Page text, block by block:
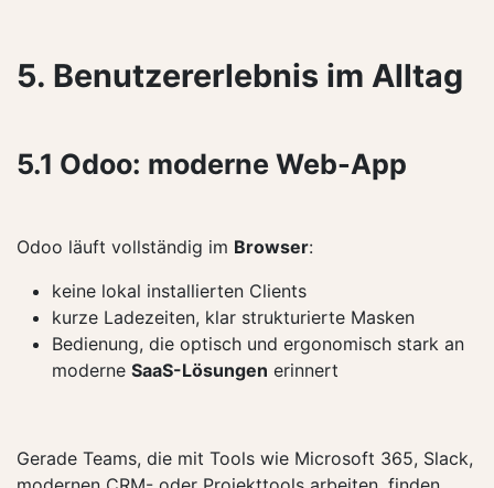
5. Benutzererlebnis im Alltag
5.1 Odoo: moderne Web-App
Odoo läuft vollständig im Browser:
keine lokal installierten Clients
kurze Ladezeiten, klar strukturierte Masken
Bedienung, die optisch und ergonomisch stark an
moderne SaaS-Lösungen erinnert
Gerade Teams, die mit Tools wie Microsoft 365, Slack,